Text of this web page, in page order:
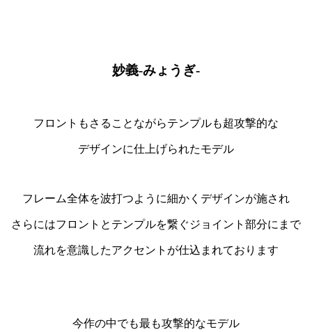
妙義-みょうぎ-
フロントもさることながらテンプルも超攻撃的な
デザインに仕上げられたモデル
フレーム全体を波打つように細かくデザインが施され
さらにはフロントとテンプルを繋ぐジョイント部分にまで
流れを意識したアクセントが仕込まれております
今作の中でも最も攻撃的なモデル